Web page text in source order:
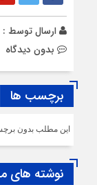
ارسال توسط :
بدون دیدگاه
برچسب ها
این مطلب بدون
نوشته های